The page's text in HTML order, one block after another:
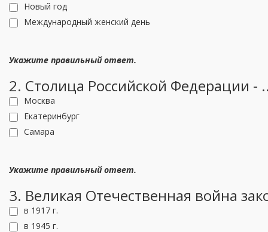
Новый год
Международный женский день
Укажите правильный ответ.
2. Столица Российской Федерации -
Москва
Екатеринбург
Самара
Укажите правильный ответ.
3. Великая Отечественная война
в 1917 г.
в 1945 г.